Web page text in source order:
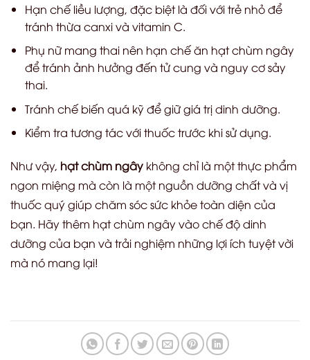
Hạn chế liều lượng, đặc biệt là đối với trẻ nhỏ để
tránh thừa canxi và vitamin C.
Phụ nữ mang thai nên hạn chế ăn hạt chùm ngây
để tránh ảnh hưởng đến tử cung và nguy cơ sảy
thai.
Tránh chế biến quá kỹ để giữ giá trị dinh dưỡng.
Kiểm tra tương tác với thuốc trước khi sử dụng.
Như vậy, hạt chùm ngây không chỉ là một thực phẩm
ngon miệng mà còn là một nguồn dưỡng chất và vị
thuốc quý giúp chăm sóc sức khỏe toàn diện của
bạn. Hãy thêm hạt chùm ngây vào chế độ dinh
dưỡng của bạn và trải nghiệm những lợi ích tuyệt vời
mà nó mang lại!